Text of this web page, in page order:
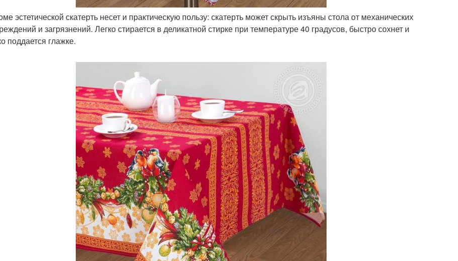
эстетической скатерть несет и практическую пользу: скатерть может скрыть изъяны стола от механических
и загрязнений. Легко стирается в деликатной стирке при температуре 40 градусов, быстро сохнет и
поддается глажке.